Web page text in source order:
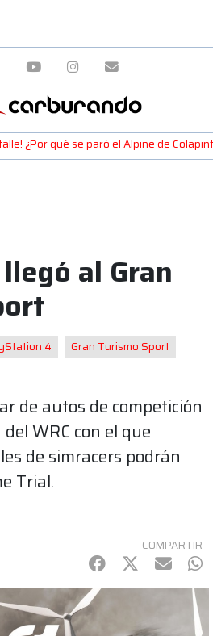
¿Por qué se paró el Alpine de
al Gran
4
Gran Turismo Sport
de autos de competición
WRC con el que
de simracers podrán
Trial.
COMPARTIR
Facebook
Twitter
mail